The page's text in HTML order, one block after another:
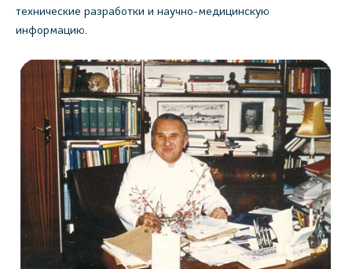
технические разработки и научно-медицинскую
информацию.